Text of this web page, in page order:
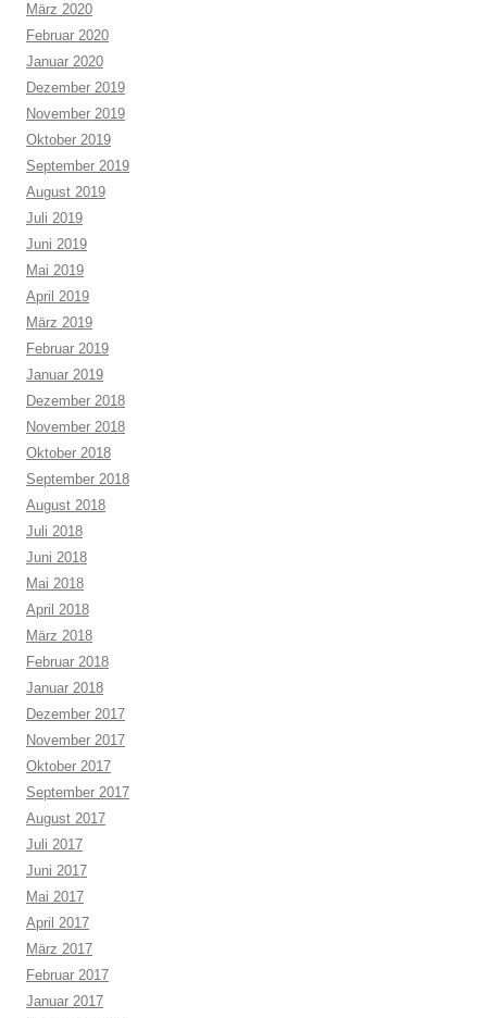
März 2020
Februar 2020
Januar 2020
Dezember 2019
November 2019
Oktober 2019
September 2019
August 2019
Juli 2019
Juni 2019
Mai 2019
April 2019
März 2019
Februar 2019
Januar 2019
Dezember 2018
November 2018
Oktober 2018
September 2018
August 2018
Juli 2018
Juni 2018
Mai 2018
April 2018
März 2018
Februar 2018
Januar 2018
Dezember 2017
November 2017
Oktober 2017
September 2017
August 2017
Juli 2017
Juni 2017
Mai 2017
April 2017
März 2017
Februar 2017
Januar 2017